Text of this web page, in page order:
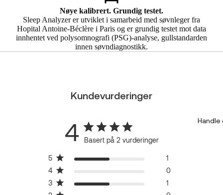
Handle
Nøye kalibrert. Grundig testet.
Sleep Analyzer er utviklet i samarbeid med søvnleger fra
Hopital Antoine-Béclère i Paris og er grundig testet mot data
innhentet ved polysomnografi (PSG)-analyse, gullstandarden
innen søvndiagnostikk.
Kundevurderinger
4 Basert på 2 vurderinger
5
1
4
0
3
1